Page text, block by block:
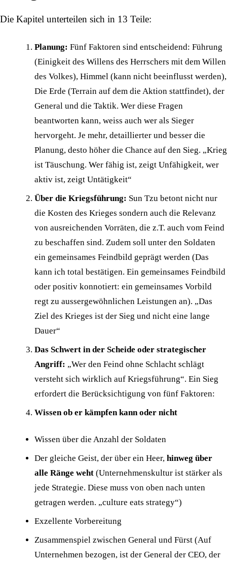
Die Kapitel unterteilen sich in 13 Teile:
Planung: Fünf Faktoren sind entscheidend: Führung
(Einigkeit des Willens des Herrschers mit dem Willen
des Volkes), Himmel (kann nicht beeinflusst werden),
Die Erde (Terrain auf dem die Aktion stattfindet), der
General und die Taktik. Wer diese Fragen
beantworten kann, weiss auch wer als Sieger
hervorgeht. Je mehr, detaillierter und besser die
Planung, desto höher die Chance auf den Sieg. „Krieg
ist Täuschung. Wer fähig ist, zeigt Unfähigkeit, wer
aktiv ist, zeigt Untätigkeit“
Über die Kriegsführung: Sun Tzu betont nicht nur
die Kosten des Krieges sondern auch die Relevanz
von ausreichenden Vorräten, die z.T. auch vom Feind
zu beschaffen sind. Zudem soll unter den Soldaten
ein gemeinsames Feindbild geprägt werden (Das
kann ich total bestätigen. Ein gemeinsames Feindbild
oder positiv konnotiert: ein gemeinsames Vorbild
regt zu aussergewöhnlichen Leistungen an). „Das
Ziel des Krieges ist der Sieg und nicht eine lange
Dauer“
Das Schwert in der Scheide oder strategischer
Angriff: „Wer den Feind ohne Schlacht schlägt
versteht sich wirklich auf Kriegsführung“. Ein Sieg
erfordert die Berücksichtigung von fünf Faktoren:
Wissen ob er kämpfen kann oder nicht
Wissen über die Anzahl der Soldaten
Der gleiche Geist, der über ein Heer, hinweg über
alle Ränge weht (Unternehmenskultur ist stärker als
jede Strategie. Diese muss von oben nach unten
getragen werden. „culture eats strategy“)
Exzellente Vorbereitung
Zusammenspiel zwischen General und Fürst (Auf
Unternehmen bezogen, ist der General der CEO, der